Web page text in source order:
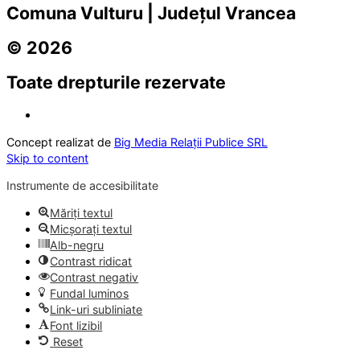
Comuna Vulturu | Județul Vrancea
© 2026
Toate drepturile rezervate
Concept realizat de Big Media Relații Publice SRL
Skip to content
Instrumente de accesibilitate
Măriți textul
Micșorați textul
Alb-negru
Contrast ridicat
Contrast negativ
Fundal luminos
Link-uri subliniate
Font lizibil
Reset